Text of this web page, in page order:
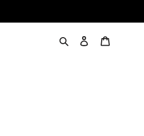
Buscar Ingresar